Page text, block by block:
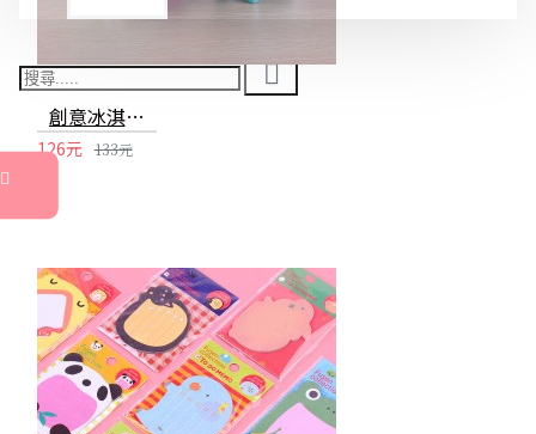
創意冰淇淋手推車玩具 家家酒仿真糖果手推車 女孩玩具
126元 133元